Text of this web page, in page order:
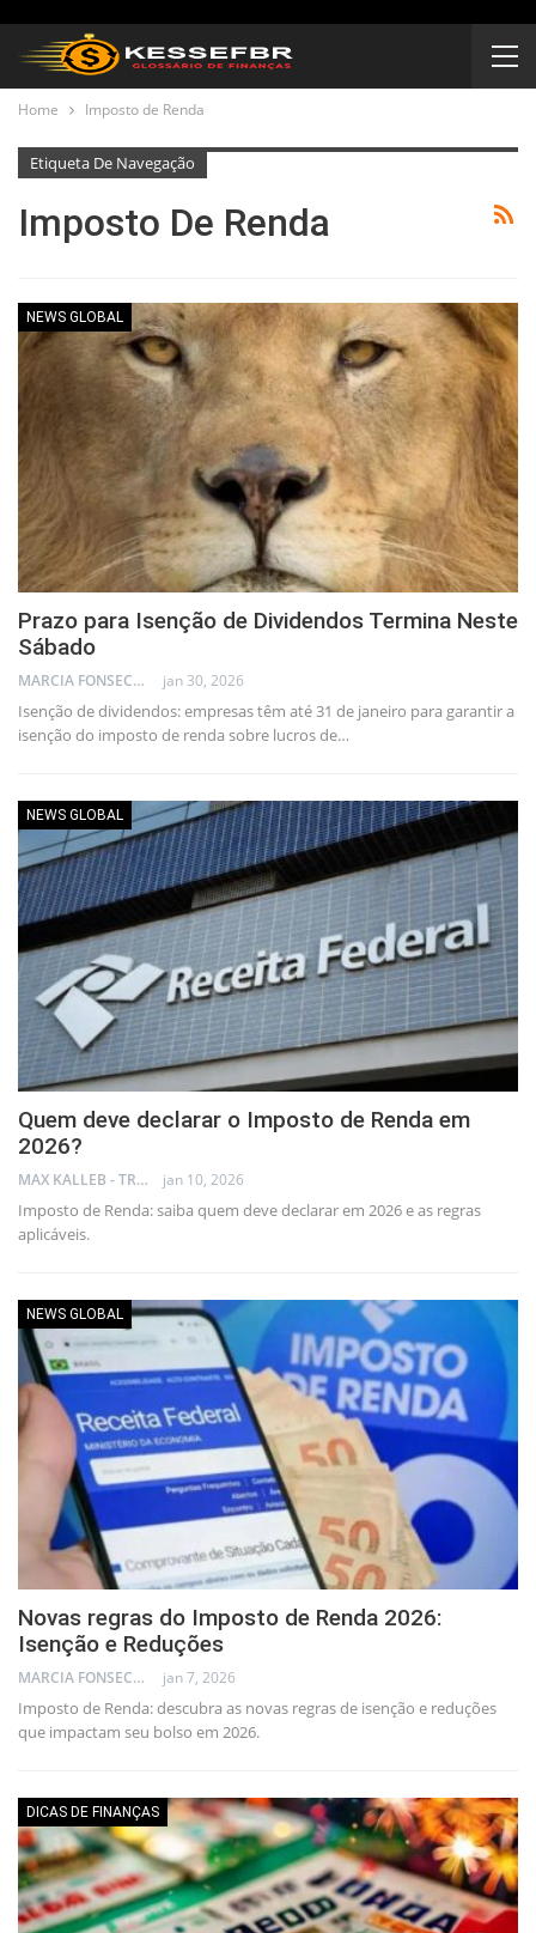
Home Imposto de Renda
Etiqueta De Navegação
Imposto De Renda
NEWS GLOBAL
Prazo para Isenção de Dividendos Termina Neste
Sábado
MARCIA FONSECA - FINANCIAL CONSULTANT jan 30, 2026
Isenção de dividendos: empresas têm até 31 de janeiro para garantir a
isenção do imposto de renda sobre lucros de…
NEWS GLOBAL
Quem deve declarar o Imposto de Renda em
2026?
MAX KALLEB - TRADER jan 10, 2026
Imposto de Renda: saiba quem deve declarar em 2026 e as regras
aplicáveis.
NEWS GLOBAL
Novas regras do Imposto de Renda 2026:
Isenção e Reduções
MARCIA FONSECA - FINANCIAL CONSULTANT jan 7, 2026
Imposto de Renda: descubra as novas regras de isenção e reduções
que impactam seu bolso em 2026.
DICAS DE FINANÇAS